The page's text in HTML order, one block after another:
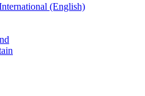
(English)